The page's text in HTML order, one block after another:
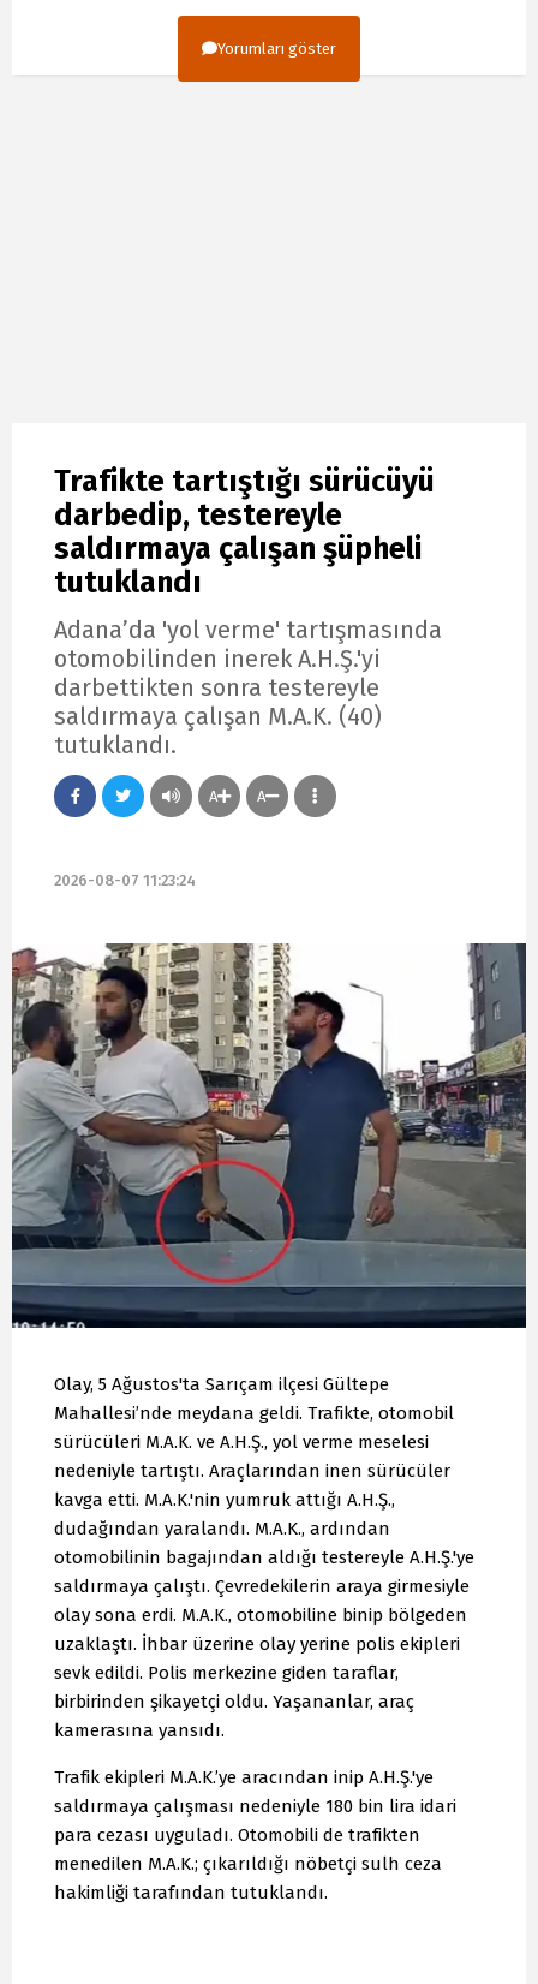
Yorumları göster
Trafikte tartıştığı sürücüyü
darbedip, testereyle
saldırmaya çalışan şüpheli
tutuklandı
Adana’da 'yol verme' tartışmasında
otomobilinden inerek A.H.Ş.'yi
darbettikten sonra testereyle
saldırmaya çalışan M.A.K. (40)
tutuklandı.
A A
2026-08-07 11:23:24
Olay, 5 Ağustos'ta Sarıçam ilçesi Gültepe
Mahallesi’nde meydana geldi. Trafikte, otomobil
sürücüleri M.A.K. ve A.H.Ş., yol verme meselesi
nedeniyle tartıştı. Araçlarından inen sürücüler
kavga etti. M.A.K.'nin yumruk attığı A.H.Ş.,
dudağından yaralandı. M.A.K., ardından
otomobilinin bagajından aldığı testereyle A.H.Ş.'ye
saldırmaya çalıştı. Çevredekilerin araya girmesiyle
olay sona erdi. M.A.K., otomobiline binip bölgeden
uzaklaştı. İhbar üzerine olay yerine polis ekipleri
sevk edildi. Polis merkezine giden taraflar,
birbirinden şikayetçi oldu. Yaşananlar, araç
kamerasına yansıdı.
Trafik ekipleri M.A.K.’ye aracından inip A.H.Ş.'ye
saldırmaya çalışması nedeniyle 180 bin lira idari
para cezası uyguladı. Otomobili de trafikten
menedilen M.A.K.; çıkarıldığı nöbetçi sulh ceza
hakimliği tarafından tutuklandı.